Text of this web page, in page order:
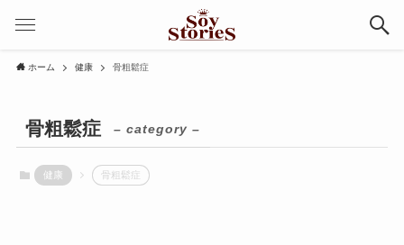
ホーム 健康 骨粗鬆症
骨粗鬆症 – category –
健康 骨粗鬆症